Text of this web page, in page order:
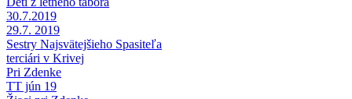
30.7.2019
29.7. 2019
Sestry Najsvätejšieho Spasiteľa
terciári v Krivej
Pri Zdenke
TT jún 19